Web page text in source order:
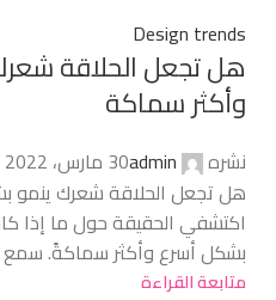
Design trends
هل تجعل الحلاقة
وأكثر سماكة
نشره admin30 مارس، 2022
هل تجعل الحلاقة شعرك ينمو
اكتشفي الحقيقة حول ما إذا
بشكل أسرع وأكثر سماكةً.
متابعة القراءة